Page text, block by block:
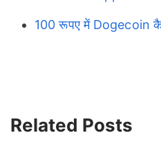
100 रूपए में Dogecoin
Related Posts